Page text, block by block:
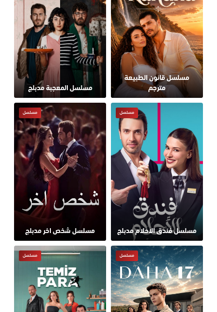
مسلسل قانون الطبيعة
مترجم
مسلسل المعجبة مدبلج
مسلسل فندق الاحلام مدبلج
مسلسل
مسلسل شخص اخر مدبلج
مسلسل
مسلسل مسلسل